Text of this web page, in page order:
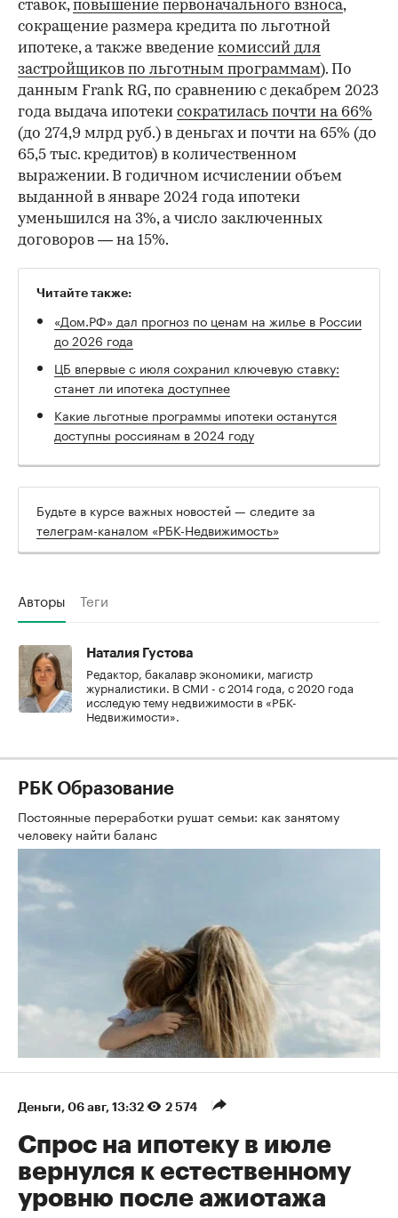
ставок,повышение первоначального взноса,
сокращение размера кредита по льготной
ипотеке, а также введение комиссий для
застройщиков по льготным программам). По
данным Frank RG, по сравнению с декабрем 2023
года выдача ипотеки сократилась почти на 66%
(до 274,9 млрд руб.) в деньгах и почти на 65% (до
65,5 тыс. кредитов) в количественном
выражении. В годичном исчислении объем
выданной в январе 2024 года ипотеки
уменьшился на 3%, а число заключенных
договоров — на 15%.
Читайте также:
«Дом.РФ» дал прогноз по ценам на жилье в России
до 2026 года
ЦБ впервые с июля сохранил ключевую ставку:
станет ли ипотека доступнее
Какие льготные программы ипотеки останутся
доступны россиянам в 2024 году
Будьте в курсе важных новостей — следите за
телеграм-каналом «РБК-Недвижимость»
Авторы Теги
Наталия Густова
Редактор, бакалавр экономики, магистр
журналистики. В СМИ - с 2014 года, с 2020 года
исследую тему недвижимости в «РБК-
Недвижимости».
РБК Образование
Постоянные переработки рушат семьи: как занятому
человеку найти баланс
Деньги⁠, 06 авг, 13:32 2 574
Спрос на ипотеку в июле
вернулся к естественному
уровню после ажиотажа